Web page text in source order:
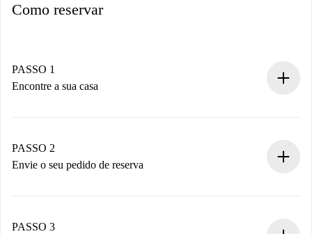
Como reservar
PASSO 1
Encontre a sua casa
Você tem todas as informações necessárias
antecipadamente.
PASSO 2
Envie o seu pedido de reserva
Não cobramos nada até que o proprietário confirme.
PASSO 3